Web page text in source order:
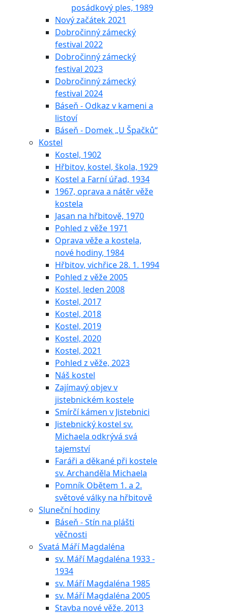
posádkový ples, 1989
Nový začátek 2021
Dobročinný zámecký
festival 2022
Dobročinný zámecký
festival 2023
Dobročinný zámecký
festival 2024
Báseň - Odkaz v kameni a
listoví
Báseň - Domek „U Špačků“
Kostel
Kostel, 1902
Hřbitov, kostel, škola, 1929
Kostel a Farní úřad, 1934
1967, oprava a nátěr věže
kostela
Jasan na hřbitově, 1970
Pohled z věže 1971
Oprava věže a kostela,
nové hodiny, 1984
Hřbitov, vichřice 28. 1. 1994
Pohled z věže 2005
Kostel, leden 2008
Kostel, 2017
Kostel, 2018
Kostel, 2019
Kostel, 2020
Kostel, 2021
Pohled z věže, 2023
Náš kostel
Zajímavý objev v
jistebnickém kostele
Smírčí kámen v Jistebnici
Jistebnický kostel sv.
Michaela odkrývá svá
tajemství
Faráři a děkané při kostele
sv. Archanděla Michaela
Pomník Obětem 1. a 2.
světové války na hřbitově
Sluneční hodiny
Báseň - Stín na plášti
věčnosti
Svatá Máří Magdaléna
sv. Máří Magdaléna 1933 -
1934
sv. Máří Magdaléna 1985
sv. Máří Magdaléna 2005
Stavba nové věže, 2013